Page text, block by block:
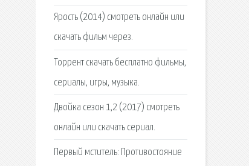
Ярость (2014) смотреть онлайн или
скачать фильм через.
Торрент скачать бесплатно фильмы,
сериалы, игры, музыка.
Двойка сезон 1,2 (2017) смотреть
онлайн или скачать сериал.
Первый мститель: Противостояние